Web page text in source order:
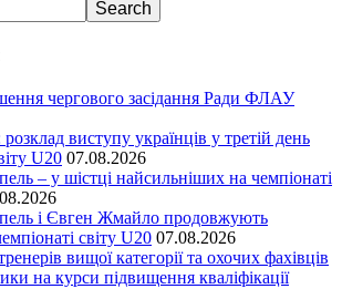
чергового засідання Ради ФЛАУ
виступу українців у третій день
U20 07.08.2026
– у шістці найсильніших на чемпіонаті
і Євген Жмайло продовжують
світу U20 07.08.2026
вищої категорії та охочих фахівців
на курси підвищення кваліфікації